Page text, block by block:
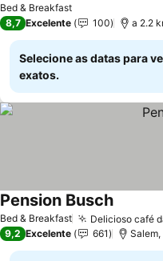
Bed & Breakfast
8,7 Excelente 100 a 2.2
Selecione as datas para
exatos.
Bed & Breakfast Delicioso café
Pension BuschVer
9,2 Excelente 661